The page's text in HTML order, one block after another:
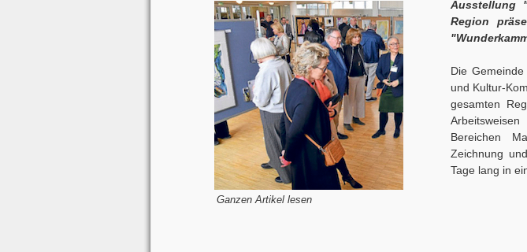
Ganzen Artikel lesen
Ausstellung
Region
Die
und Kultur-
gesamten
Bereichen
Zeichnung
Tage lang in